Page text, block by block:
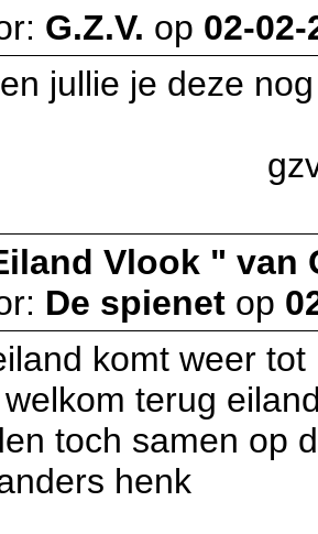
G.Z.V. op 02-
jullie je deze
Vlook " van
De spienet op
komt weer
terug
toch samen op
henk